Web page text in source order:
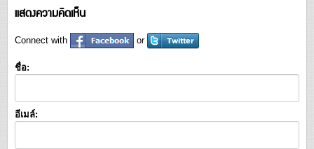
แสดงความคิดเห็น
Connect with or
ชื่อ:
อีเมล์: